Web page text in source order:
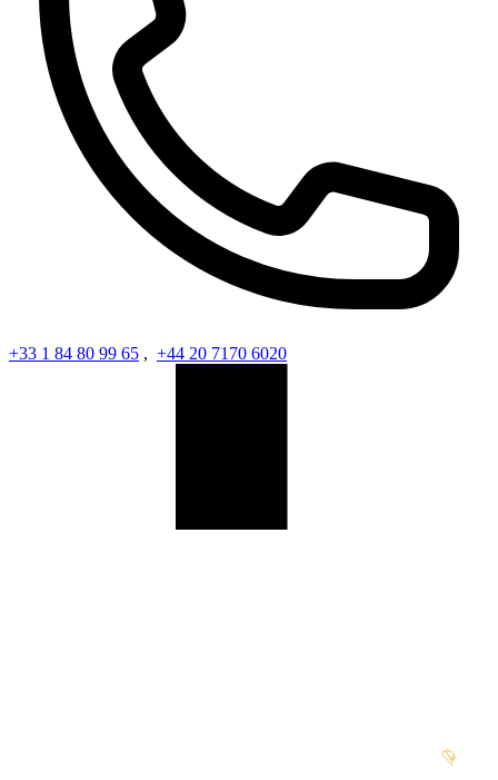
+33 1 84 80 99 65 , +44 20 7170 6020